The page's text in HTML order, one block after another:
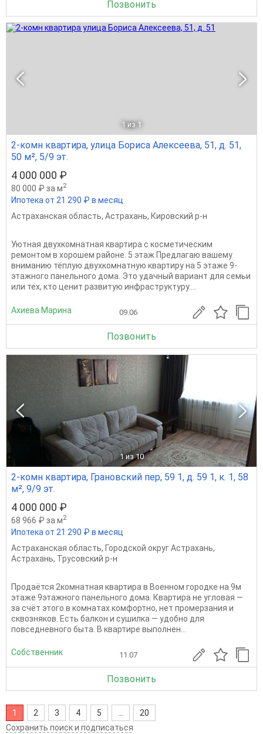
Позвонить
1 из 1
2-комн квартира, улица Бориса Алексеева, 51, д. 51,
50 м², 5/9 эт.
4 000 000 ₽
80 000 ₽ за м2
Ипотека от 21 290 ₽ в месяц
Астраханская область, Астрахань, Кировский р-н
Уютная двухкомнатная квартира с косметическим
ремонтом в хорошем районе. 5 этаж Предлагаю вашему
вниманию тёплую двухкомнатную квартиру на 5 этаже 9-
этажного панельного дома. Это удачный вариант для семьи
или тех, кто ценит развитую инфраструктуру....
Ахиева Марина 09.06
Позвонить
1 из 10
2-комн квартира, Грановский пер, 59 1, д. 59 1, к. 1, 58
м², 9/9 эт.
4 000 000 ₽
68 966 ₽ за м2
Ипотека от 21 290 ₽ в месяц
Астраханская область, Городской округ Астрахань,
Астрахань, Трусовский р-н
Продаётся 2комнатная квартира в Военном городке на 9м
этаже 9этажного панельного дома. Квартира не угловая —
за счёт этого в комнатах комфортно, нет промерзания и
сквозняков. Есть балкон и сушилка — удобно для
повседневного быта. В квартире выполнен...
Собственник 11.07
Позвонить
1 2 3 4 5
20
Сохранить поиск и подписаться